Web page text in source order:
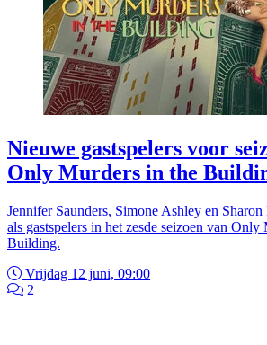
Nieuwe gastspelers voor
Only Murders in the
Jennifer Saunders, Simone Ashley en
als gastspelers in het zesde seizoen van Only
Building.
Vrijdag 12 juni, 09:00
2